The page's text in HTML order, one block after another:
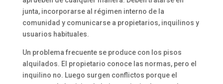
junta, incorporarse al régimen interno de la
comunidad y comunicarse a propietarios, inquilinos y
usuarios habituales.
Un problema frecuente se produce con los pisos
alquilados. El propietario conoce las normas, pero el
inquilino no. Luego surgen conflictos porque el